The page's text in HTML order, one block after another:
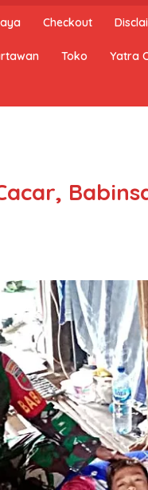
Checkout
Toko Yatra